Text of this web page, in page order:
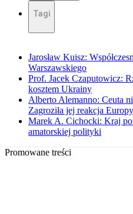
Tagi
Jarosław Kuisz:
Warszawskiego
Prof. Jacek Czaputowicz:
kosztem Ukrainy
Alberto Alemanno: Ceuta
Zagroziła jej reakcja Europy
Marek A. Cichocki: Kraj
amatorskiej polityki
Promowane treści